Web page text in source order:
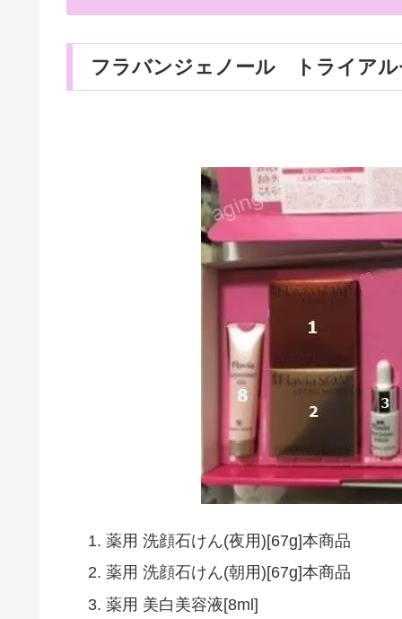
フラバンジェノール トライアル
薬用 洗顔石けん(夜用)[67g]本商品
薬用 洗顔石けん(朝用)[67g]本商品
薬用 美白美容液[8ml]